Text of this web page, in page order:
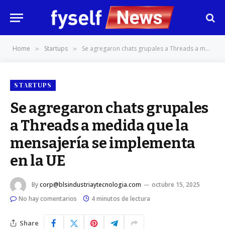
Home » Startups » Se agregaron chats grupales a Threads a medida que la mensajería se implementa en la UE
STARTUPS
Se agregaron chats grupales
a Threads a medida que la
mensajería se implementa
en la UE
Bycorp@blsindustriaytecnologia.com
octubre 15, 2025
No hay comentarios
4 minutos de lectura
Share